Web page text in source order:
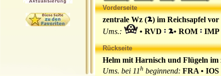
Vorderseite
zentrale Wz (
) im Reichsapfel
Ums.:
• RVD • ROM IMP
Rückseite
Helm mit Harnisch und Flügeln im
Ums. bei 11h beginnend: FRA •